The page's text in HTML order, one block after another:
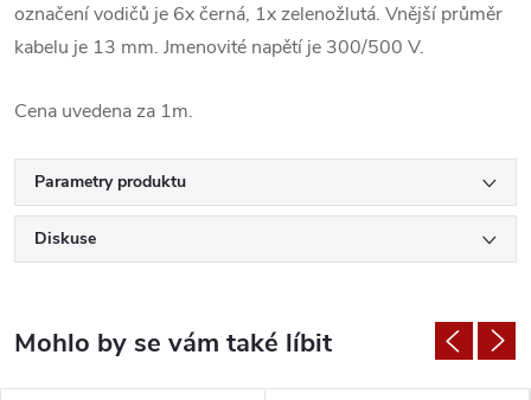
označení vodičů je 6x černá, 1x zelenožlutá. Vnější průměr
kabelu je 13 mm. Jmenovité napětí je 300/500 V.
Cena uvedena za 1m.
Parametry produktu
Diskuse